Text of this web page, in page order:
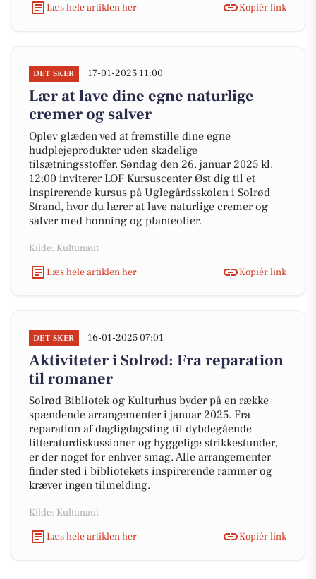
Læs hele artiklen her
Kopiér link
DET SKER 17-01-2025 11:00
Lær at lave dine egne naturlige
cremer og salver
Oplev glæden ved at fremstille dine egne
hudplejeprodukter uden skadelige
tilsætningsstoffer. Søndag den 26. januar 2025 kl.
12:00 inviterer LOF Kursuscenter Øst dig til et
inspirerende kursus på Uglegårdsskolen i Solrød
Strand, hvor du lærer at lave naturlige cremer og
salver med honning og planteolier.
Kilde: Kultunaut
Læs hele artiklen her
Kopiér link
DET SKER 16-01-2025 07:01
Aktiviteter i Solrød: Fra reparation
til romaner
Solrød Bibliotek og Kulturhus byder på en række
spændende arrangementer i januar 2025. Fra
reparation af dagligdagsting til dybdegående
litteraturdiskussioner og hyggelige strikkestunder,
er der noget for enhver smag. Alle arrangementer
finder sted i bibliotekets inspirerende rammer og
kræver ingen tilmelding.
Kilde: Kultunaut
Læs hele artiklen her
Kopiér link